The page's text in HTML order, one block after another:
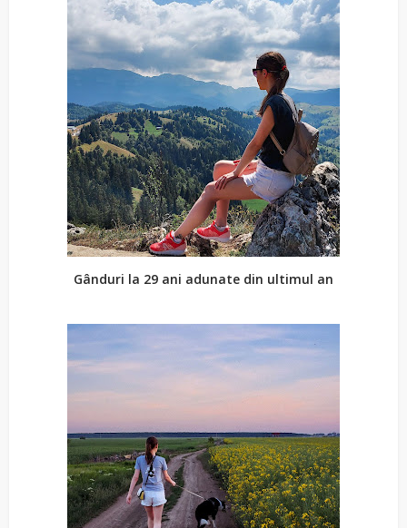
Gânduri la 29 ani adunate din ultimul an